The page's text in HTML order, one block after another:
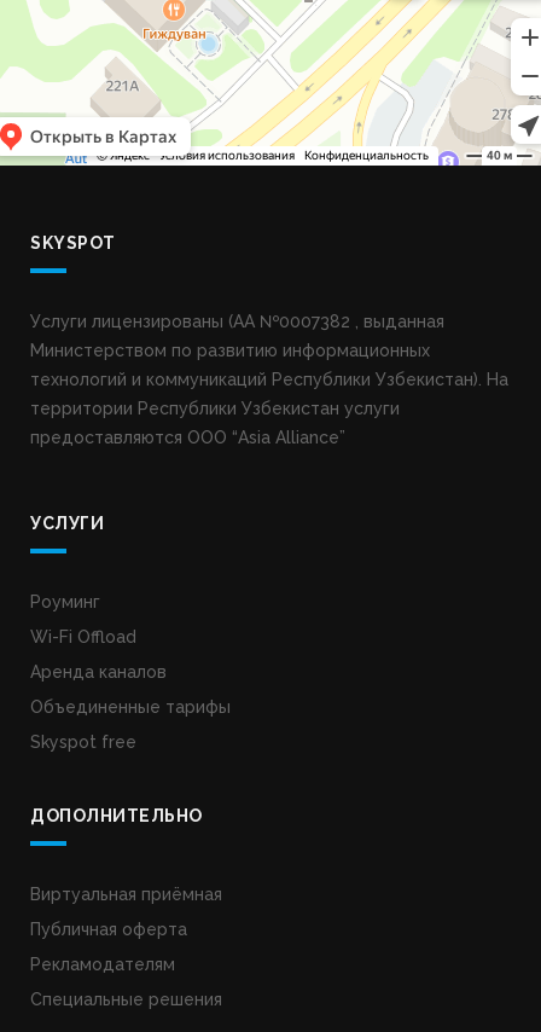
SKYSPOT
Услуги лицензированы (AA №0007382 , выданная
Министерством по развитию информационных
технологий и коммуникаций Республики Узбекистан). На
территории Республики Узбекистан услуги
предоставляются ООО “Asia Alliance”
УСЛУГИ
Роуминг
Wi-Fi Offload
Аренда каналов
Объединенные тарифы
Skyspot free
ДОПОЛНИТЕЛЬНО
Виртуальная приёмная
Публичная оферта
Рекламодателям
Специальные решения